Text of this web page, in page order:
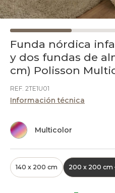
Funda nórdica
y dos fundas de
cm) Polisson
REF. 2TE1U01
Información técnica
Multicolor
140 x 200 cm 200 x 200 cm